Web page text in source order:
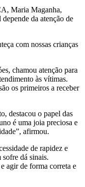
Maria Maganha,
da atenção de
com nossas crianças
chamou atenção para
às vítimas.
os primeiros a receber
destacou o papel das
é uma joia preciosa e
afirmou.
de rapidez e
dá sinais.
agir de forma correta e